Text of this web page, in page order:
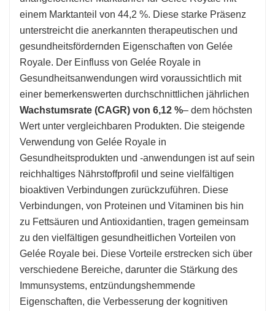
einem Marktanteil von 44,2 %. Diese starke Präsenz
unterstreicht die anerkannten therapeutischen und
gesundheitsfördernden Eigenschaften von Gelée
Royale. Der Einfluss von Gelée Royale in
Gesundheitsanwendungen wird voraussichtlich mit
einer bemerkenswerten durchschnittlichen jährlichen
Wachstumsrate (CAGR) von 6,12 %– dem höchsten
Wert unter vergleichbaren Produkten. Die steigende
Verwendung von Gelée Royale in
Gesundheitsprodukten und -anwendungen ist auf sein
reichhaltiges Nährstoffprofil und seine vielfältigen
bioaktiven Verbindungen zurückzuführen. Diese
Verbindungen, von Proteinen und Vitaminen bis hin
zu Fettsäuren und Antioxidantien, tragen gemeinsam
zu den vielfältigen gesundheitlichen Vorteilen von
Gelée Royale bei. Diese Vorteile erstrecken sich über
verschiedene Bereiche, darunter die Stärkung des
Immunsystems, entzündungshemmende
Eigenschaften, die Verbesserung der kognitiven